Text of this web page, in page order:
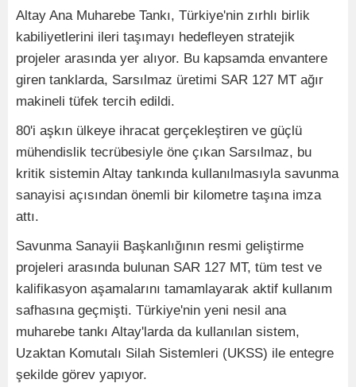
Altay Ana Muharebe Tankı, Türkiye'nin zırhlı birlik
kabiliyetlerini ileri taşımayı hedefleyen stratejik
projeler arasında yer alıyor. Bu kapsamda envantere
giren tanklarda, Sarsılmaz üretimi SAR 127 MT ağır
makineli tüfek tercih edildi.
80'i aşkın ülkeye ihracat gerçekleştiren ve güçlü
mühendislik tecrübesiyle öne çıkan Sarsılmaz, bu
kritik sistemin Altay tankında kullanılmasıyla savunma
sanayisi açısından önemli bir kilometre taşına imza
attı.
Savunma Sanayii Başkanlığının resmi geliştirme
projeleri arasında bulunan SAR 127 MT, tüm test ve
kalifikasyon aşamalarını tamamlayarak aktif kullanım
safhasına geçmişti. Türkiye'nin yeni nesil ana
muharebe tankı Altay'larda da kullanılan sistem,
Uzaktan Komutalı Silah Sistemleri (UKSS) ile entegre
şekilde görev yapıyor.